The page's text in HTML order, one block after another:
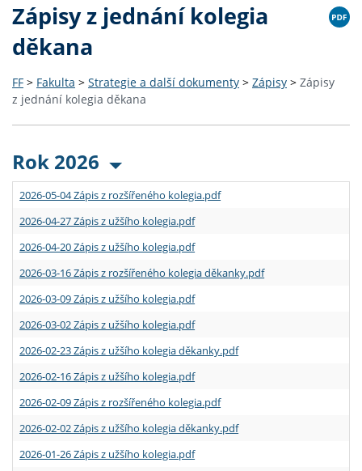
Zápisy z jednání kolegia
děkana
FF > Fakulta > Strategie a další dokumenty > Zápisy > Zápisy
z jednání kolegia děkana
Rok 2026
2026-05-04 Zápis z rozšířeného kolegia.pdf
2026-04-27 Zápis z užšího kolegia.pdf
2026-04-20 Zápis z užšího kolegia.pdf
2026-03-16 Zápis z rozšířeného kolegia děkanky.pdf
2026-03-09 Zápis z užšího kolegia.pdf
2026-03-02 Zápis z užšího kolegia.pdf
2026-02-23 Zápis z užšího kolegia děkanky.pdf
2026-02-16 Zápis z užšího kolegia.pdf
2026-02-09 Zápis z rozšířeného kolegia.pdf
2026-02-02 Zápis z užšího kolegia děkanky.pdf
2026-01-26 Zápis z užšího kolegia.pdf